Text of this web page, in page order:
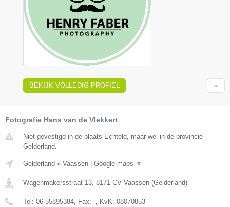
BEKIJK VOLLEDIG PROFIEL
Fotografie Hans van de Vlekkert
Niet gevestigd in de plaats Echteld, maar wel in de provincie
Gelderland.
Gelderland » Vaassen Google maps ▼
Wagenmakersstraat 13, 8171 CV Vaassen (Gelderland)
Tel: 06-55895384, Fax: -, KvK: 08070853